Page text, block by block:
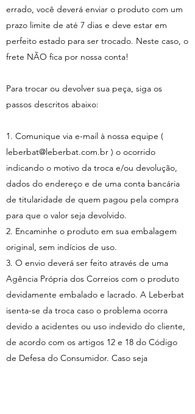
errado, você deverá enviar o produto com um
prazo limite de até 7 dias e deve estar em
perfeito estado para ser trocado. Neste caso, o
frete NÃO fica por nossa conta!
Para trocar ou devolver sua peça, siga os
passos descritos abaixo:
1. Comunique via e-mail à nossa equipe (
leberbat@leberbat.com.br ) o ocorrido
indicando o motivo da troca e/ou devolução,
dados do endereço e de uma conta bancária
de titularidade de quem pagou pela compra
para que o valor seja devolvido.
2. Encaminhe o produto em sua embalagem
original, sem indícios de uso.
3. O envio deverá ser feito através de uma
Agência Própria dos Correios com o produto
devidamente embalado e lacrado. A Leberbat
isenta-se da troca caso o problema ocorra
devido a acidentes ou uso indevido do cliente,
de acordo com os artigos 12 e 18 do Código
de Defesa do Consumidor. Caso seja